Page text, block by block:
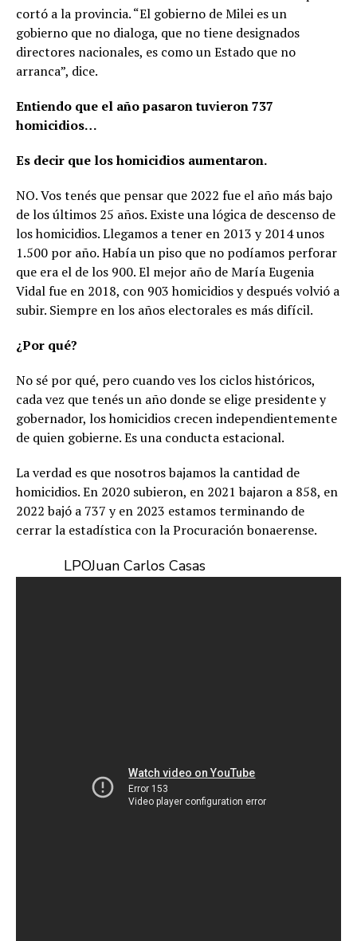
cortó a la provincia. “El gobierno de Milei es un
gobierno que no dialoga, que no tiene designados
directores nacionales, es como un Estado que no
arranca”, dice.
Entiendo que el año pasaron tuvieron 737
homicidios…
Es decir que los homicidios aumentaron.
NO. Vos tenés que pensar que 2022 fue el año más bajo
de los últimos 25 años. Existe una lógica de descenso de
los homicidios. Llegamos a tener en 2013 y 2014 unos
1.500 por año. Había un piso que no podíamos perforar
que era el de los 900. El mejor año de María Eugenia
Vidal fue en 2018, con 903 homicidios y después volvió a
subir. Siempre en los años electorales es más difícil.
¿Por qué?
No sé por qué, pero cuando ves los ciclos históricos,
cada vez que tenés un año donde se elige presidente y
gobernador, los homicidios crecen independientemente
de quien gobierne. Es una conducta estacional.
La verdad es que nosotros bajamos la cantidad de
homicidios. En 2020 subieron, en 2021 bajaron a 858, en
2022 bajó a 737 y en 2023 estamos terminando de
cerrar la estadística con la Procuración bonaerense.
LPOJuan Carlos Casas